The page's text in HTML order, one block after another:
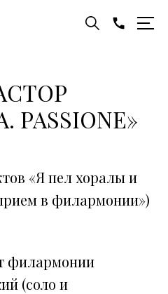
«Я пел хоралы и
в филармонии»)
филармонии
(соло и